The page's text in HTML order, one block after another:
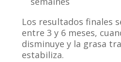
Los resultados finales
entre 3 y 6 meses,
disminuye y la grasa
estabiliza.